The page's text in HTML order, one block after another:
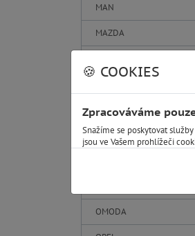
🍪 COOKIES
Zpracováváme
Snažíme se poskytovat
jsou ve Vašem prohlížeči
MAN
MAZDA
MG
MINI
OMODA